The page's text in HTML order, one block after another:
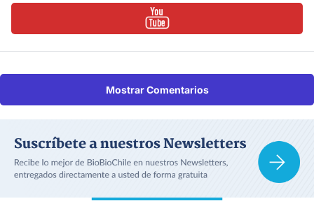
Mostrar Comentarios